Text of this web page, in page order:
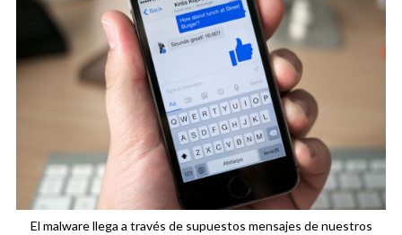
El malware llega a través de supuestos mensajes de nuestros